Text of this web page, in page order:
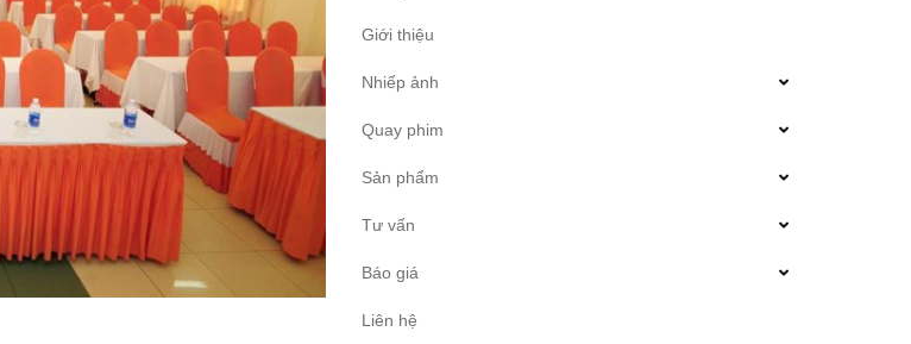
Giới thiệu
Nhiếp ảnh
Quay phim
Sản phẩm
Tư vấn
Báo giá
Liên hệ